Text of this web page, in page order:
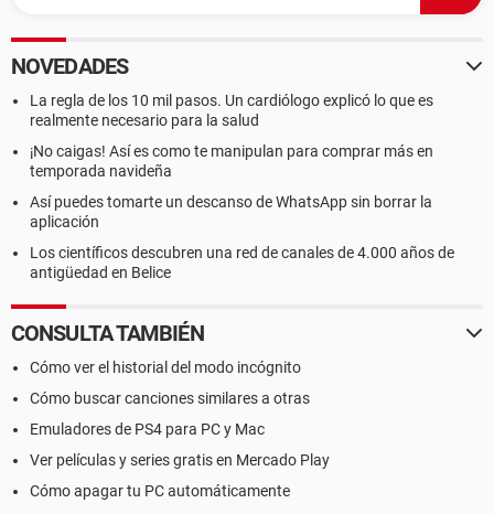
NOVEDADES
La regla de los 10 mil pasos. Un cardiólogo explicó lo que es
realmente necesario para la salud
¡No caigas! Así es como te manipulan para comprar más en
temporada navideña
Así puedes tomarte un descanso de WhatsApp sin borrar la
aplicación
Los científicos descubren una red de canales de 4.000 años de
antigüedad en Belice
CONSULTA TAMBIÉN
Cómo ver el historial del modo incógnito
Cómo buscar canciones similares a otras
Emuladores de PS4 para PC y Mac
Ver películas y series gratis en Mercado Play
Cómo apagar tu PC automáticamente